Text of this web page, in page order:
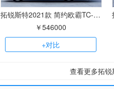
拓锐斯特2021款 简约欧霸TC-121双拓展
￥546000
+对比
查看更多拓